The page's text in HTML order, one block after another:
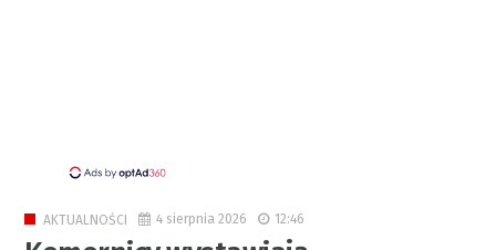
AKTUALNOŚCI 4 sierpnia 2026 12:46